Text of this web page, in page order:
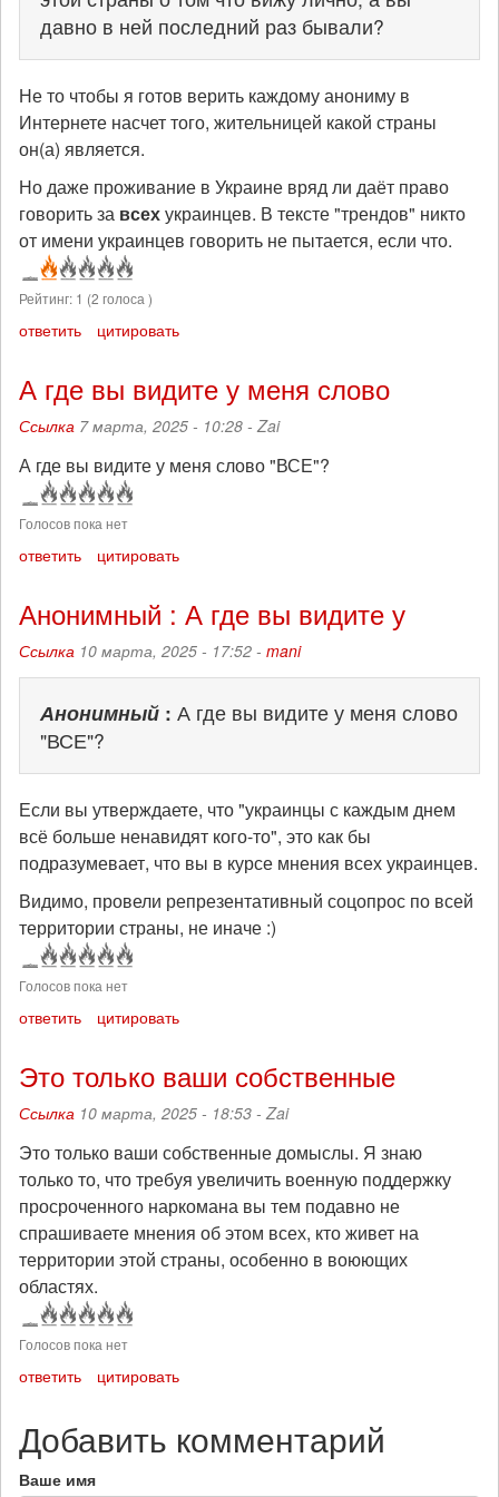
давно в ней последний раз бывали?
Не то чтобы я готов верить каждому анониму в
Интернете насчет того, жительницей какой страны
он(а) является.
Но даже проживание в Украине вряд ли даёт право
говорить за всехукраинцев. В тексте "трендов" никто
от имени украинцев говорить не пытается, если что.
Рейтинг: 1 (2 голоса )
ответить цитировать
А где вы видите у меня слово
Ссылка 7 марта, 2025 - 10:28 -Zai
А где вы видите у меня слово "ВСЕ"?
Голосов пока нет
ответить цитировать
Анонимный : А где вы видите у
Ссылка 10 марта, 2025 - 17:52 - mani
Анонимный: А где вы видите у меня слово
"ВСЕ"?
Если вы утверждаете, что "украинцы с каждым днем
всё больше ненавидят кого-то", это как бы
подразумевает, что вы в курсе мнения всех украинцев.
Видимо, провели репрезентативный соцопрос по всей
территории страны, не иначе :)
Голосов пока нет
ответить цитировать
Это только ваши собственные
Ссылка 10 марта, 2025 - 18:53 -Zai
Это только ваши собственные домыслы. Я знаю
только то, что требуя увеличить военную поддержку
просроченного наркомана вы тем подавно не
спрашиваете мнения об этом всех, кто живет на
территории этой страны, особенно в воюющих
областях.
Голосов пока нет
ответить цитировать
Добавить комментарий
Ваше имя